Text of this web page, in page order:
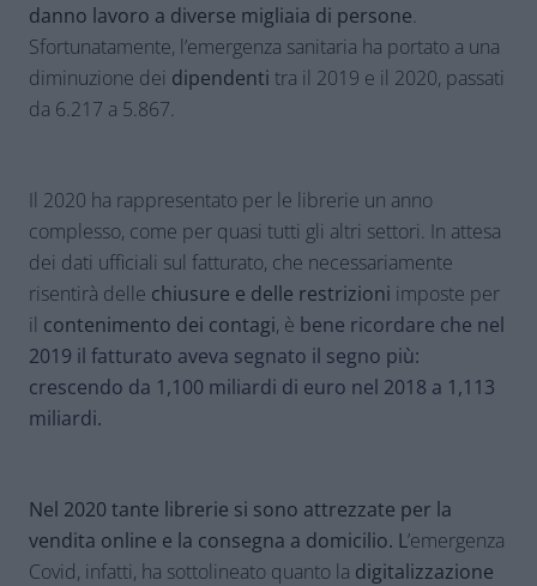
danno lavoro a diverse migliaia di persone.
Sfortunatamente, l’emergenza sanitaria ha portato a una
diminuzione dei dipendenti tra il 2019 e il 2020, passati
da 6.217 a 5.867.
Il 2020 ha rappresentato per le librerie un anno
complesso, come per quasi tutti gli altri settori. In attesa
dei dati ufficiali sul fatturato, che necessariamente
risentirà delle chiusure e delle restrizioni imposte per
il contenimento dei contagi, è bene ricordare che nel
2019 il fatturato aveva segnato il segno più:
crescendo da 1,100 miliardi di euro nel 2018 a 1,113
miliardi.
Nel 2020 tante librerie si sono attrezzate per la
vendita online e la consegna a domicilio. L’emergenza
Covid, infatti, ha sottolineato quanto la digitalizzazione